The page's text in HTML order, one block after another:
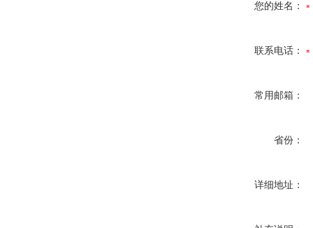
您的姓名：
联系电话：
常用邮箱：
省份：
详细地址：